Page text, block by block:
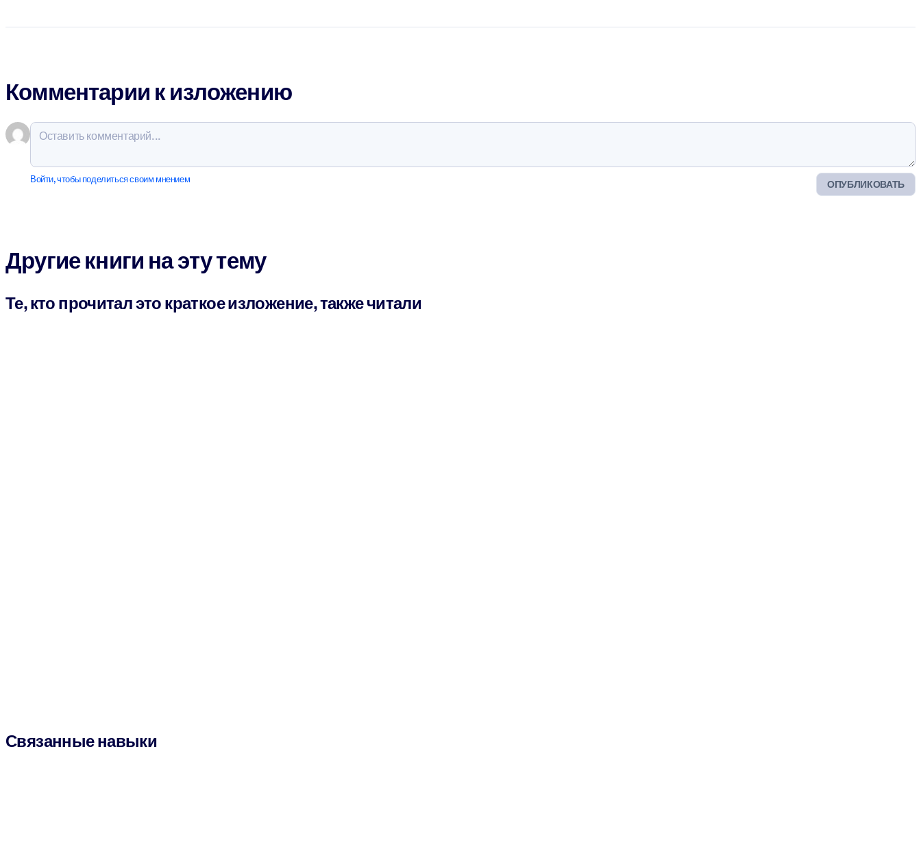
Комментарии к изложению
ОПУБЛИКОВАТЬ
Войти, чтобы поделиться своим мнением
Другие книги на эту тему
Те, кто прочитал это краткое изложение, также читали
Связанные навыки